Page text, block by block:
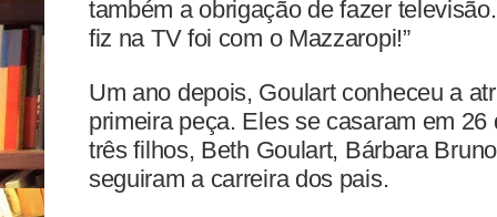
também a obrigação de fazer
fiz na TV foi com o Mazzaropi!”
Um ano depois, Goulart conheceu a
primeira peça. Eles se casaram em
três filhos, Beth Goulart, Bárbara
seguiram a carreira dos pais.